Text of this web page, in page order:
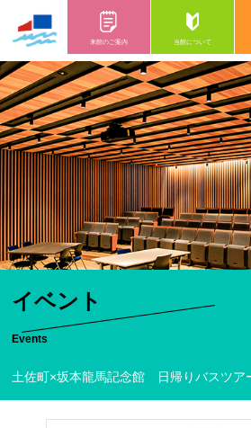
来館のご案内 当館について
イベント
Events
土佐町×坂本龍馬記念館 日帰りバスツア